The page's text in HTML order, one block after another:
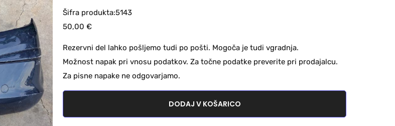
Šifra produkta:5143
50,00 €
Rezervni del lahko pošljemo tudi po pošti. Mogoča je tudi vgradnja.
Možnost napak pri vnosu podatkov. Za točne podatke preverite pri prodajalcu.
Za pisne napake ne odgovarjamo.
DODAJ V KOŠARICO